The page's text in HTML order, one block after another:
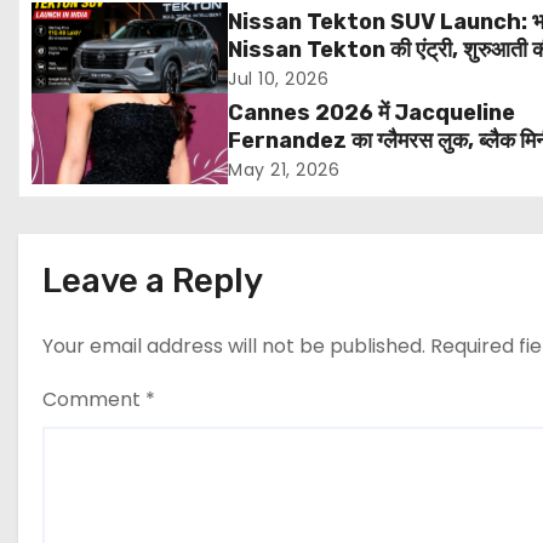
n
a
v
i
a
Nissan Tekton SUV Launch:
Nissan Tekton की एंट्री, शुरुआती
₹10.49 लाख, 20 जुलाई से डिलीवरी शुरू
Jul 10, 2026
Cannes 2026 में Jacqueline
Fernandez का ग्लैमरस लुक, ब्लैक
ड्रेस में ढाया कह
May 21, 2026
Leave a Reply
Your email address will not be published. Required
Comment *